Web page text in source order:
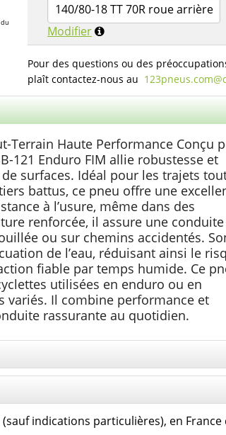
140/80-18 TT 70R roue arrière
Modifier
Pour des questions ou des
plaît contactez-nous au
Terrain Haute Performance Conçu
121 Enduro FIM allie robustesse et
surfaces. Idéal pour les trajets
battus, ce pneu offre une
à l’usure, même dans des
renforcée, il assure une
ou sur chemins accidentés.
de l’eau, réduisant ainsi le
fiable par temps humide. Ce
utilisées en enduro ou en
variés. Il combine performance et
rassurante au quotidien.
indications particulières), en